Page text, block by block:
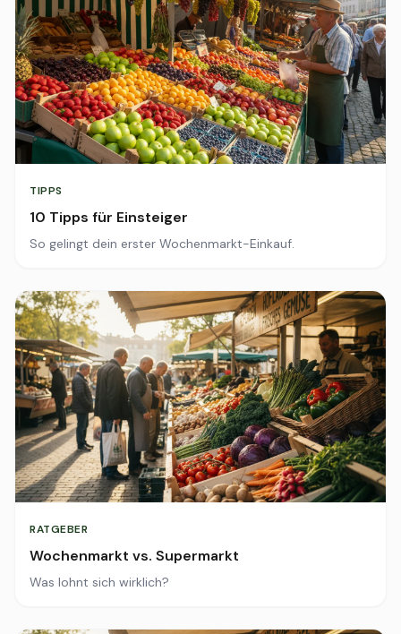
TIPPS
10 Tipps für Einsteiger
So gelingt dein erster Wochenmarkt-Einkauf.
RATGEBER
Wochenmarkt vs. Supermarkt
Was lohnt sich wirklich?